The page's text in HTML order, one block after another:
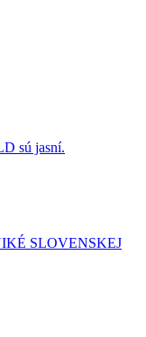
sú jasní.
SLOVENSKEJ